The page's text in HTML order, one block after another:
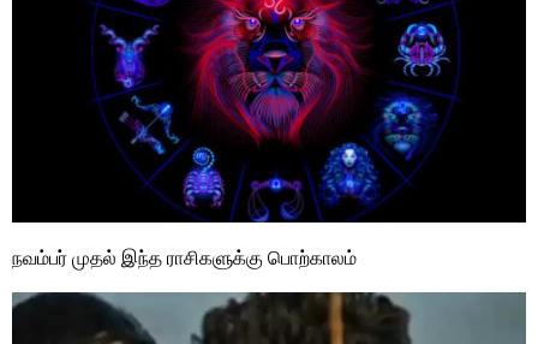
நவம்பர் முதல் இந்த ராசிகளுக்கு பொற்காலம்